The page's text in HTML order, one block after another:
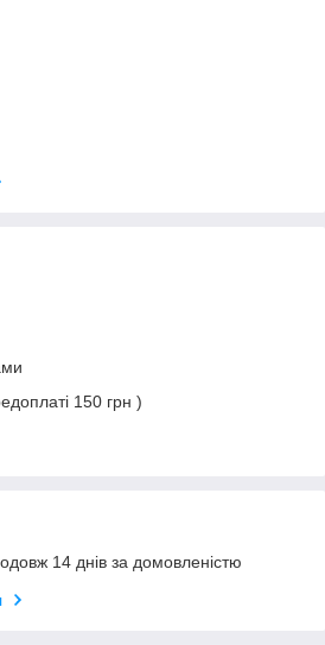
150 грн )
14 днів за домовленістю